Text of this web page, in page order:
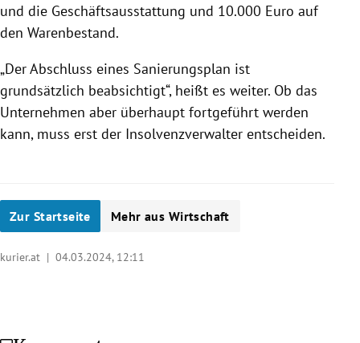
und die Geschäftsausstattung und 10.000 Euro auf
den Warenbestand.
„Der Abschluss eines Sanierungsplan ist
grundsätzlich beabsichtigt“, heißt es weiter. Ob das
Unternehmen aber überhaupt fortgeführt werden
kann, muss erst der Insolvenzverwalter entscheiden.
Zur Startseite Mehr aus Wirtschaft
kurier.at | 04.03.2024, 12:11